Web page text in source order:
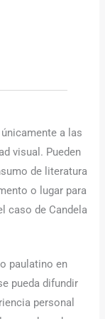
a las
visual. Pueden
de literatura
o lugar para
caso de Candela
paulatino en
pueda difundir
personal